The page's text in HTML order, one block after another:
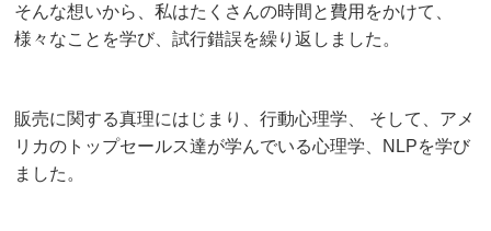
そんな想いから、私はたくさんの時間と費用をかけて、
様々なことを学び、試行錯誤を繰り返しました。
販売に関する真理にはじまり、行動心理学、
そして、アメ
リカのトップセールス達が学んでいる心理学、NLPを学び
ました。